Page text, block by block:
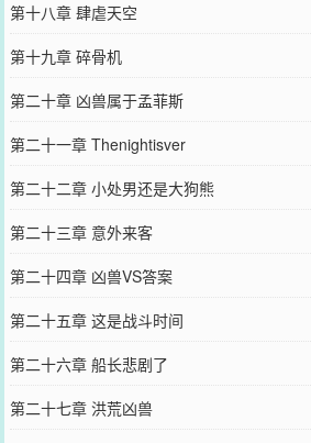
第十八章 肆虐天空
第十九章 碎骨机
第二十章 凶兽属于孟菲斯
第二十一章 Thenightisver
第二十二章 小处男还是大狗熊
第二十三章 意外来客
第二十四章 凶兽VS答案
第二十五章 这是战斗时间
第二十六章 船长悲剧了
第二十七章 洪荒凶兽